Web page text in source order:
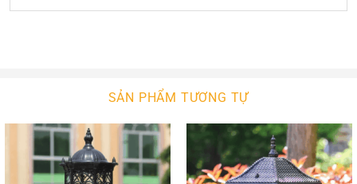
còn đem lại tính thẩm mỹ cho không gian nó hiện
màu sắc và hoa văn rất sang trọng.
kiện thời tiết ngoài trời nên thích hợp sử dụng cho
cổng ra vào, ban công, tường sân vườn.
-Ánh sáng ấp áp từ bóng LED chất lượng cao sẽ
SẢN PHẨM TƯƠNG TỰ